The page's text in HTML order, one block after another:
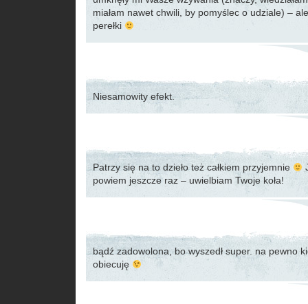
miałam nawet chwili, by pomyślec o udziale) –
perełki
Niesamowity efekt.
Patrzy się na to dzieło też całkiem przyjemnie
powiem jeszcze raz – uwielbiam Twoje koła!
bądź zadowolona, bo wyszedł super. na pewno
obiecuję